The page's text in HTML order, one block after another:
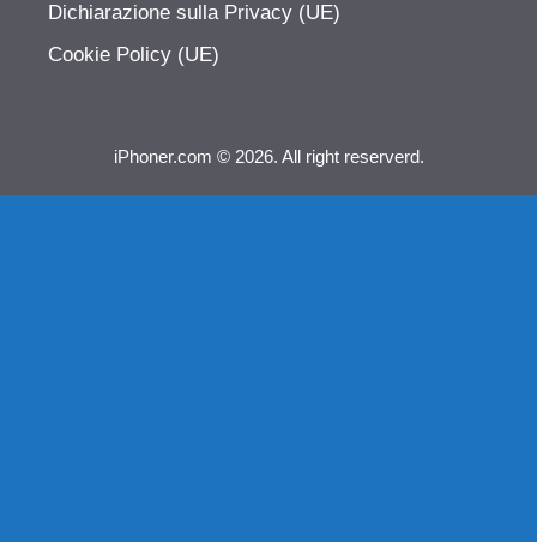
Dichiarazione sulla Privacy (UE)
Cookie Policy (UE)
iPhoner.com © 2026. All right reserverd.